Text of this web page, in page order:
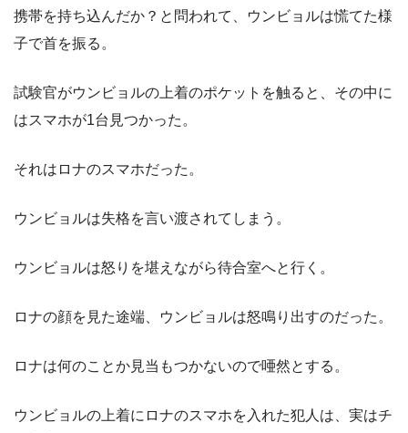
携帯を持ち込んだか？と問われて、ウンビョルは慌てた様
子で首を振る。
試験官がウンビョルの上着のポケットを触ると、その中に
はスマホが1台見つかった。
それはロナのスマホだった。
ウンビョルは失格を言い渡されてしまう。
ウンビョルは怒りを堪えながら待合室へと行く。
ロナの顔を見た途端、ウンビョルは怒鳴り出すのだった。
ロナは何のことか見当もつかないので唖然とする。
ウンビョルの上着にロナのスマホを入れた犯人は、実はチ